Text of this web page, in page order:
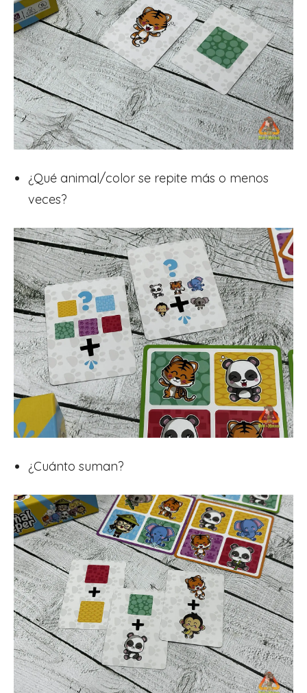
¿Qué animal/color se repite más o menos
veces?
¿Cuánto suman?